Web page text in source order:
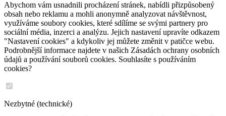
Abychom vám usnadnili procházení stránek, nabídli přizpůsobený
obsah nebo reklamu a mohli anonymně analyzovat návštěvnost,
využíváme soubory cookies, které sdílíme se svými partnery pro
sociální média, inzerci a analýzu. Jejich nastavení upravíte odkazem
"Nastavení cookies" a kdykoliv jej můžete změnit v patičce webu.
Podrobnější informace najdete v našich Zásadách ochrany osobních
údajů a používání souborů cookies. Souhlasíte s používáním
cookies?
Nezbytné (technické)